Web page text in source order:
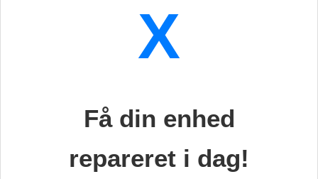
X
Få din enhed
repareret i dag!